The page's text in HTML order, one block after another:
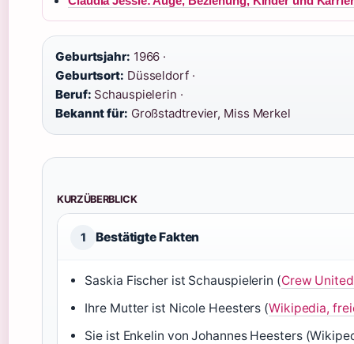
Geburtsjahr: 1966 ·
Geburtsort: Düsseldorf ·
Beruf: Schauspielerin ·
Bekannt für: Großstadtrevier, Miss Merkel
KURZÜBERBLICK
1 Bestätigte Fakten
Saskia Fischer ist Schauspielerin (Crew
Ihre Mutter ist Nicole Heesters (Wikipedia,
Sie ist Enkelin von Johannes Heesters